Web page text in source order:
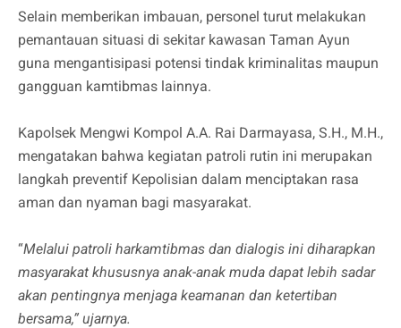
Selain memberikan imbauan, personel turut melakukan
pemantauan situasi di sekitar kawasan Taman Ayun
guna mengantisipasi potensi tindak kriminalitas maupun
gangguan kamtibmas lainnya.
Kapolsek Mengwi Kompol A.A. Rai Darmayasa, S.H., M.H.,
mengatakan bahwa kegiatan patroli rutin ini merupakan
langkah preventif Kepolisian dalam menciptakan rasa
aman dan nyaman bagi masyarakat.
“Melalui patroli harkamtibmas dan dialogis ini diharapkan
masyarakat khususnya anak-anak muda dapat lebih sadar
akan pentingnya menjaga keamanan dan ketertiban
bersama,” ujarnya.